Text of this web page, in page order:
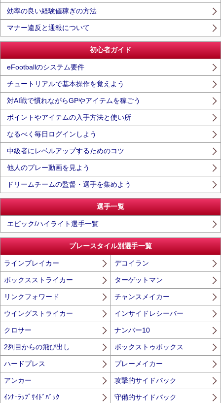
効率の良い経験値稼ぎの方法
マナー違反と通報について
初心者ガイド
eFootballのシステム要件
チュートリアルで基本操作を覚えよう
対AI戦で慣れながらGPやアイテムを稼ごう
ポイントやアイテムの入手方法と使い所
なるべく毎日ログインしよう
中級者にレベルアップするためのコツ
他人のプレー動画を見よう
ドリームチームの監督・選手を集めよう
選手一覧
エピック/ハイライト選手一覧
プレースタイル別選手一覧
ラインブレイカー デコイラン
ボックスストライカー ターゲットマン
リンクフォワード チャンスメイカー
ウイングストライカー インサイドレシーバー
クロサー ナンバー10
2列目からの飛び出し ボックストゥボックス
ハードプレス プレーメイカー
アンカー 攻撃的サイドバック
ｲﾝﾅｰﾗｯﾌﾟｻｲﾄﾞﾊﾞｯｸ 守備的サイドバック